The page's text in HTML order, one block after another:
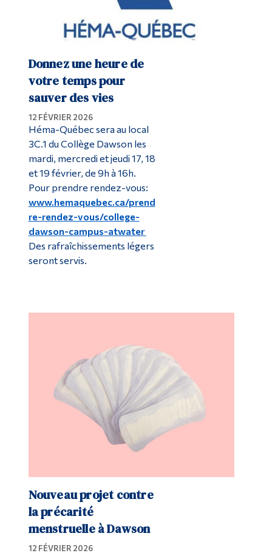
Donnez une heure de
votre temps pour
sauver des vies
12 FÉVRIER 2026
Héma-Québec sera au local
3C.1 du Collège Dawson les
mardi, mercredi et jeudi 17, 18
et 19 février, de 9h à 16h.
Pour prendre rendez-vous:
www.hemaquebec.ca/prend
re-rendez-vous/college-
dawson-campus-atwater
Des rafraîchissements légers
seront servis.
Nouveau projet contre
la précarité
menstruelle à Dawson
12 FÉVRIER 2026